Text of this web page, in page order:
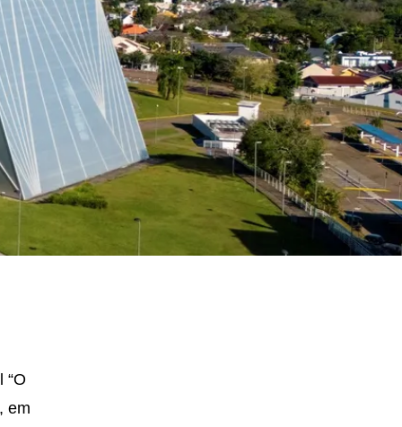
“O
em